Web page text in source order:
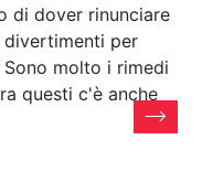
di dover rinunciare
divertimenti per
molto i rimedi
questi c'è anche